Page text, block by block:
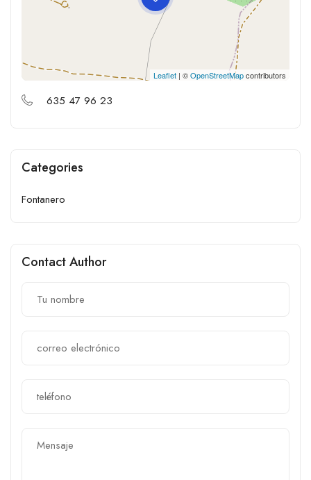
Leaflet | ©OpenStreetMapcontributors
635 47 96 23
Categories
Fontanero
Contact Author